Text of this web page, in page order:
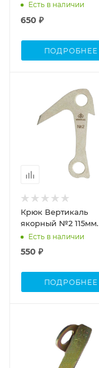
Есть в наличии
650 ₽
ПОДРОБНЕЕ
Крюк Вертикаль
якорный №2 115мм.
Есть в наличии
550 ₽
ПОДРОБНЕЕ